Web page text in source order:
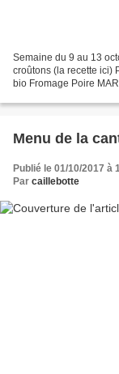
Semaine du 9 au 13
croûtons (la recette ici)
bio Fromage Poire
Menu de la
Publié le 01/10/2017 à
Par caillebotte